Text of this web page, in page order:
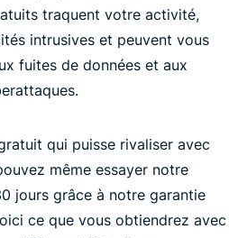
traquent votre activité,
intrusives et peuvent vous
fuites de données et aux
qui puisse rivaliser avec
même essayer notre
jours grâce à notre garantie
ce que vous obtiendrez avec